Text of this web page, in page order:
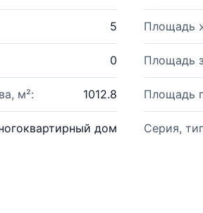
5 Площадь
0 Площадь
м²: 1012.8 Площадь
дом Серия,